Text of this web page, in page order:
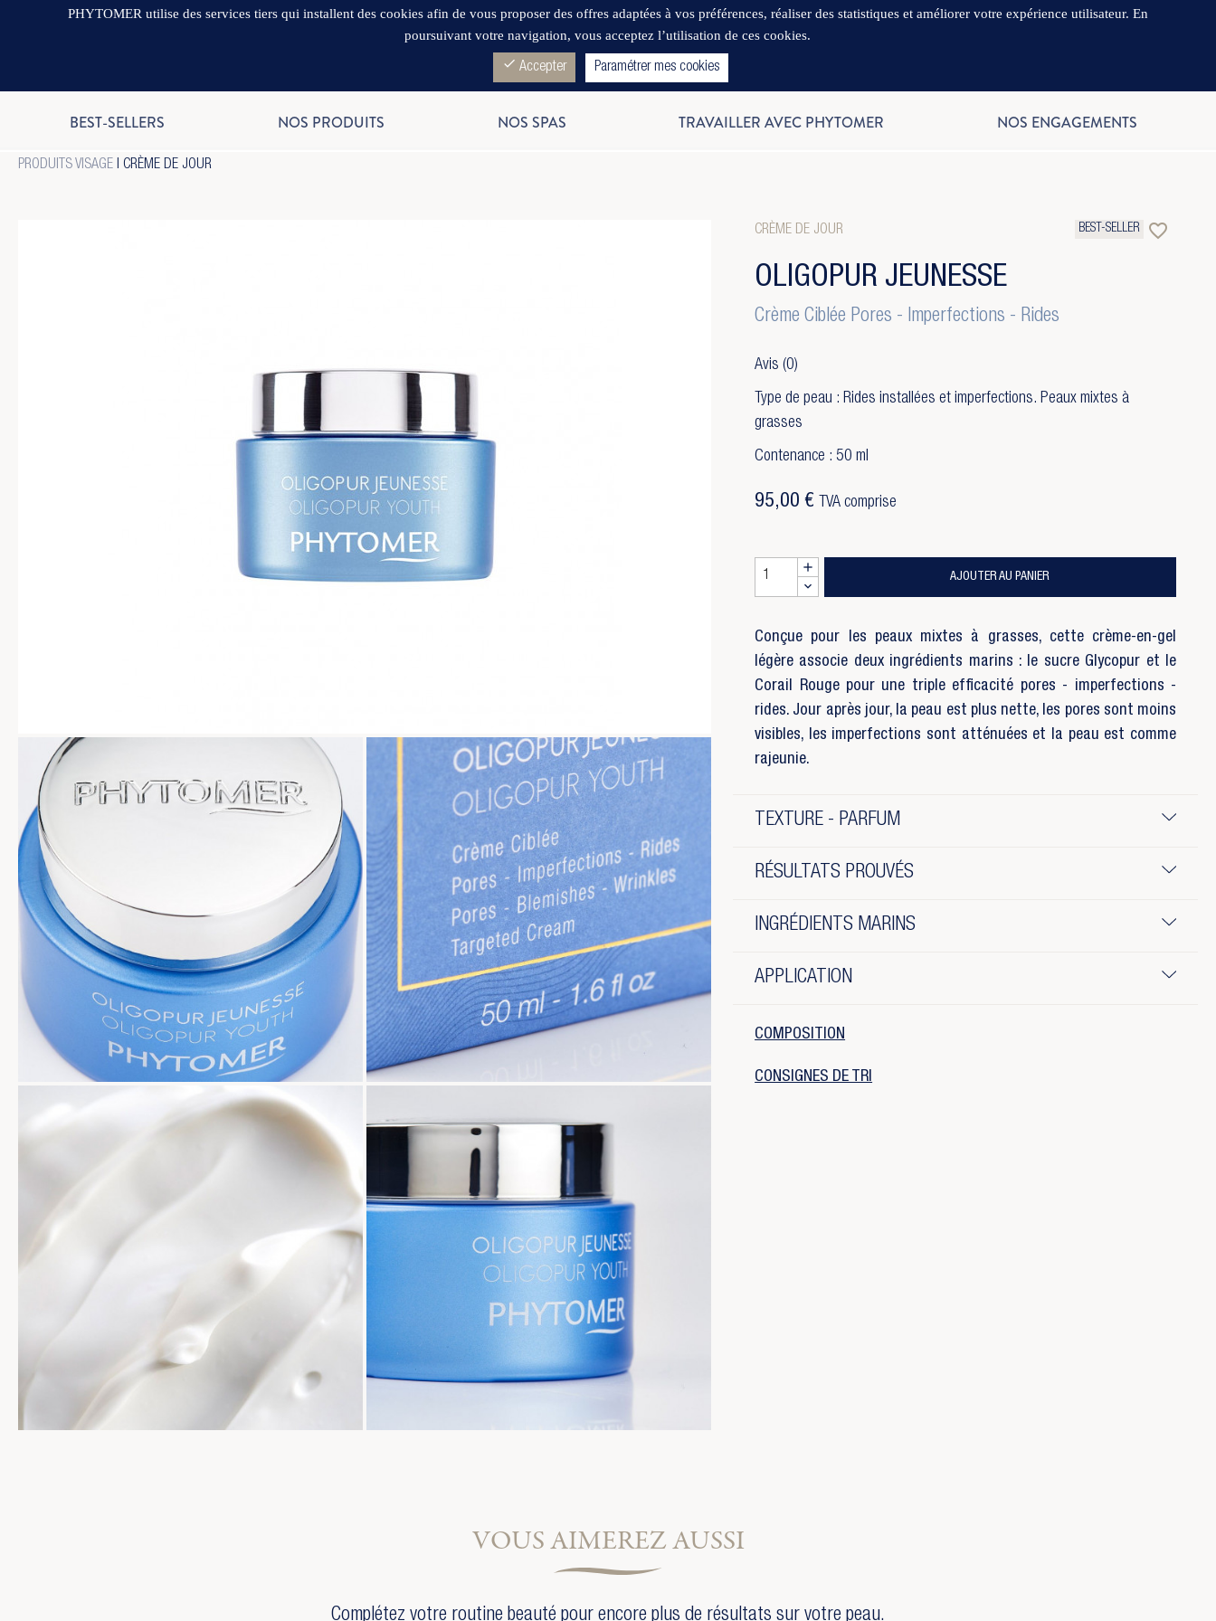
BEST-SELLERS NOS PRODUITS NOS SPAS TRAVAILLER AVEC PHYTOMER NOS ENGAGEMENTS
PRODUITS VISAGE | CRÈME DE JOUR
CRÈME DE JOUR BEST-SELLER favorite_border
OLIGOPUR JEUNESSE
Crème Ciblée Pores - Imperfections - Rides
Avis(0)
Type de peau : Rides installées et imperfections. Peaux mixtes à
grasses
Contenance : 50 ml
95,00 € TVA comprise
AJOUTER AU PANIER
Conçue pour les peaux mixtes à grasses, cette crème-en-gel
légère associe deux ingrédients marins : le sucre Glycopur et le
Corail Rouge pour une triple efficacité pores - imperfections -
rides. Jour après jour, la peau est plus nette, les pores sont moins
visibles, les imperfections sont atténuées et la peau est comme
rajeunie.
TEXTURE - PARFUM
RÉSULTATS PROUVÉS
INGRÉDIENTS MARINS
APPLICATION
COMPOSITION
CONSIGNES DE TRI
VOUS AIMEREZ AUSSI
Complétez votre routine beauté pour encore plus de résultats sur votre peau.
PHYTOMER utilise des services tiers qui installent des cookies afin de vous proposer des offres adaptées à vos préférences, réaliser des statistiques et améliorer votre expérience utilisateur. En
poursuivant votre navigation, vous acceptez l’utilisation de ces cookies.
check Accepter Paramétrer mes cookies